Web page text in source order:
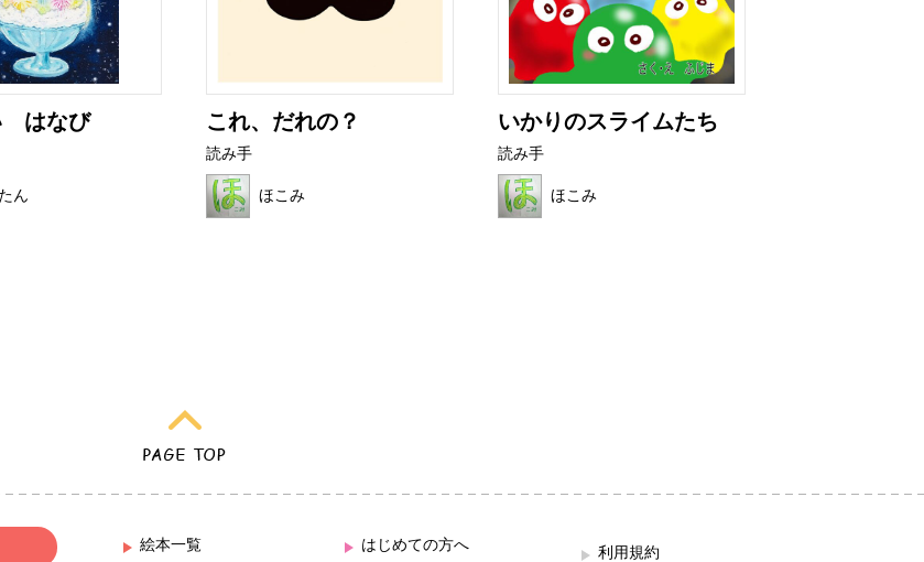
はなび
ん
これ、だれの？
読み手
ほこみ
いかりのスライムたち
読み手
ほこみ
絵本一覧 はじめての方へ 利用規約